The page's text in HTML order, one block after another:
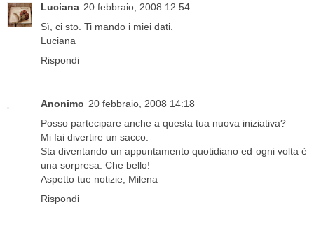
Luciana 20 febbraio, 2008 12:54
Sì, ci sto. Ti mando i miei dati.
Luciana
Rispondi
Anonimo 20 febbraio, 2008 14:18
Posso partecipare anche a questa tua nuova iniziativa?
Mi fai divertire un sacco.
Sta diventando un appuntamento quotidiano ed ogni volta è
una sorpresa. Che bello!
Aspetto tue notizie, Milena
Rispondi